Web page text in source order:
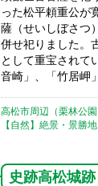
った松平頼重公が
薩（せいしぼさつ
併せ祀りました。
として重宝されて
音崎」、「竹居岬
高松市周辺（栗林公園
【自然】絶景・景勝
史跡高松城